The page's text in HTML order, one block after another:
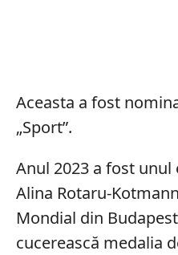
Aceasta a fost
„Sport”.
Anul 2023 a fost
Alina Rotaru-
Mondial din
cucerească medalia